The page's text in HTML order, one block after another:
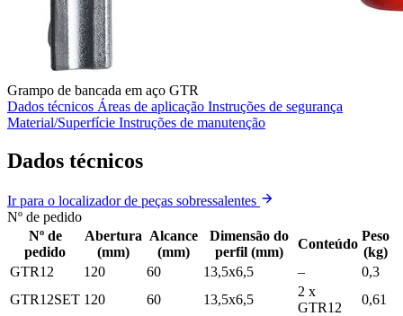
Grampo de bancada em aço GTR
Dados técnicos Áreas de aplicação Instruções de segurança
Material/Superfície Instruções de manutenção
Dados técnicos
Ir para o localizador de peças sobressalentes
Nº de pedido
Nº de
pedido
Abertura
(mm)
Alcance
(mm)
Dimensão do
perfil (mm)
Conteúdo
Peso
(kg)
GTR12
120 60 13,5x6,5 –
0,3
GTR12SET 120 60 13,5x6,5
2 x
GTR12
0,61